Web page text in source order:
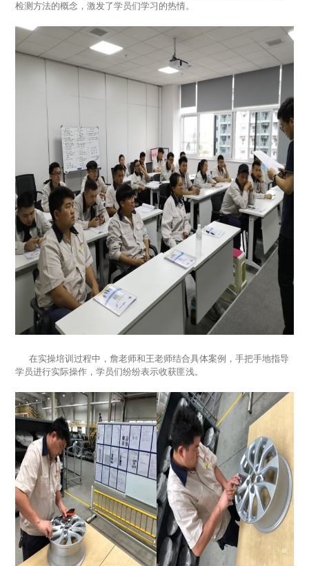
检测方法的概念，激发了学员们学习的热情。
在实操培训过程中，詹老师和王老师结合具体案例，手把手地指导
学员进行实际操作，学员们纷纷表示收获匪浅。